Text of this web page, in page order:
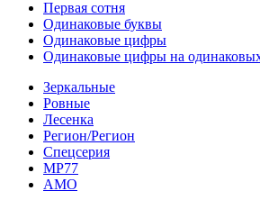
Первая сотня
Одинаковые буквы
Одинаковые цифры
Одинаковые цифры на
Зеркальные
Ровные
Лесенка
Регион/Регион
Спецсерия
МР77
АМО